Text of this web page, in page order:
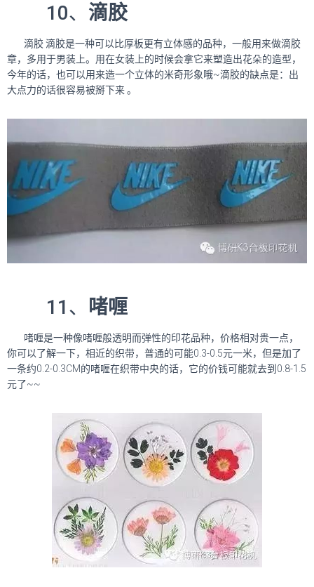
10、 滴胶
滴胶 滴胶是一种可以比厚板更有立体感的品种，一般用来做滴胶
章，多用于男装上。用在女装上的时候会拿它来塑造出花朵的造型，
今年的话，也可以用来造一个立体的米奇形象哦~滴胶的缺点是：出
大点力的话很容易被掰下来 。
11、 啫喱
啫喱是一种像啫喱般透明而弹性的印花品种，价格相对贵一点，
你可以了解一下，相近的织带，普通的可能0.3-0.5元一米，但是加了
一条约0.2-0.3CM的啫喱在织带中央的话，它的价钱可能就去到0.8-1.5
元了~~